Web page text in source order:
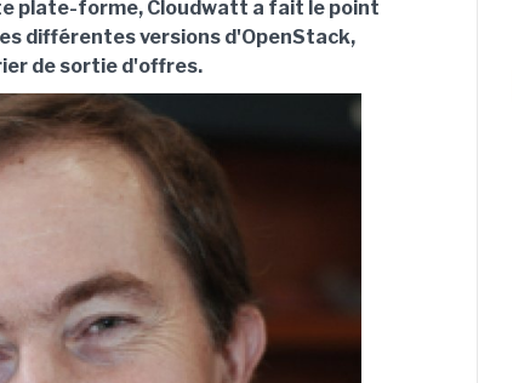
plate-forme, Cloudwatt a fait le point
différentes versions d'OpenStack,
de sortie d'offres.